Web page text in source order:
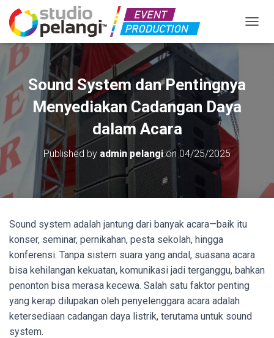
Sound System dan Pentingnya
Menyediakan Cadangan Daya
dalam Acara
Published by admin pelangion 04/25/2025
Sound system adalah jantung dari banyak acara—baik itu
konser, seminar, pernikahan, pesta sekolah, hingga
konferensi. Tanpa sistem suara yang andal, suasana acara
bisa kehilangan kekuatan, komunikasi jadi terganggu, bahkan
penonton bisa merasa kecewa. Salah satu faktor penting
yang kerap dilupakan oleh penyelenggara acara adalah
ketersediaan cadangan daya listrik, terutama untuk sound
system.